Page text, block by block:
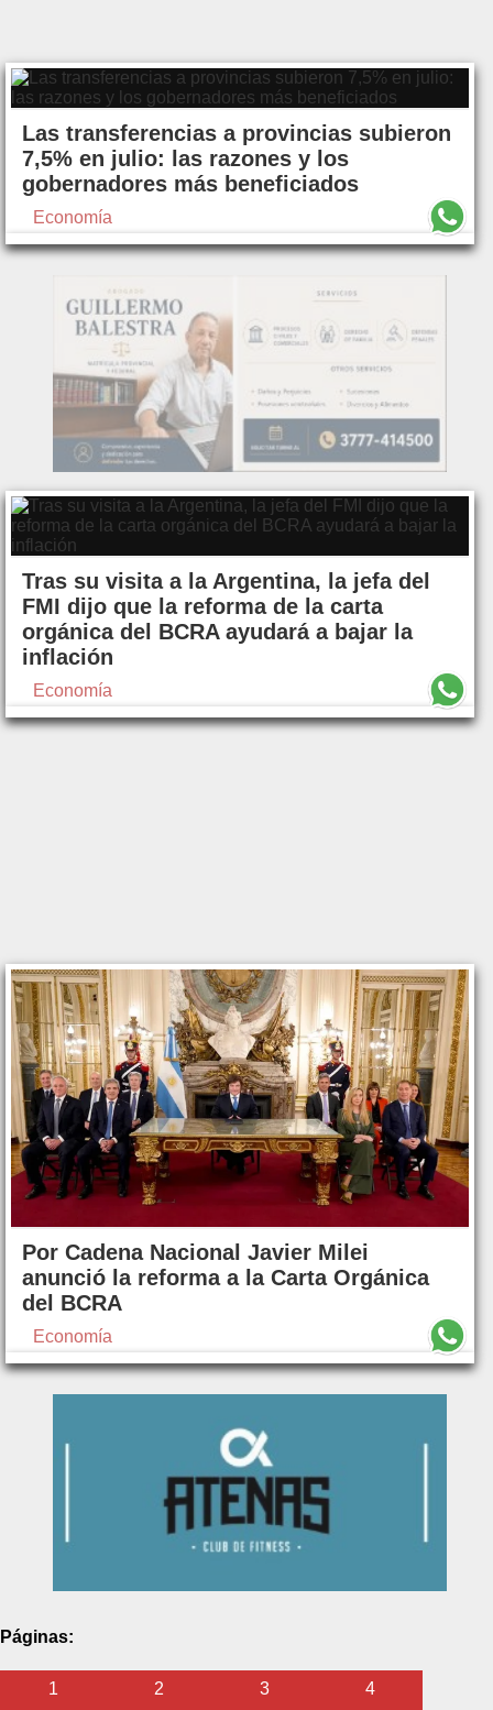
Las transferencias a provincias subieron
7,5% en julio: las razones y los
gobernadores más beneficiados
Economía
Tras su visita a la Argentina, la jefa del
FMI dijo que la reforma de la carta
orgánica del BCRA ayudará a bajar la
inflación
Economía
Por Cadena Nacional Javier Milei
anunció la reforma a la Carta Orgánica
del BCRA
Economía
Páginas:
1 2 3 4